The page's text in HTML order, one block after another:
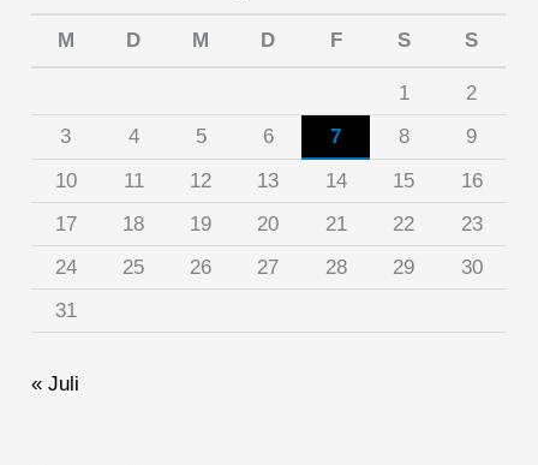
M D M D F S S
1
2
3
4 5 6 7 8
9
10
11 12 13 14 15
16
17
18 19 20 21 22
23
24
25 26 27 28 29
30
31
« Juli